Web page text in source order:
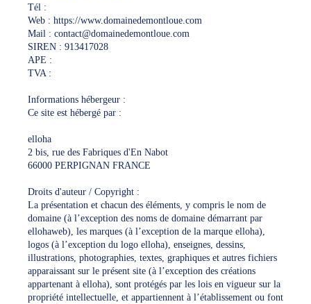
Tél :
Web : https://www.domainedemontloue.com
Mail : contact@domainedemontloue.com
SIREN : 913417028
APE :
TVA :
Informations hébergeur :
Ce site est hébergé par :
elloha
2 bis, rue des Fabriques d'En Nabot
66000 PERPIGNAN FRANCE
Droits d'auteur / Copyright :
La présentation et chacun des éléments, y compris le nom de
domaine (à l’exception des noms de domaine démarrant par
ellohaweb), les marques (à l’exception de la marque elloha),
logos (à l’exception du logo elloha), enseignes, dessins,
illustrations, photographies, textes, graphiques et autres fichiers
apparaissant sur le présent site (à l’exception des créations
appartenant à elloha), sont protégés par les lois en vigueur sur la
propriété intellectuelle, et appartiennent à l’établissement ou font